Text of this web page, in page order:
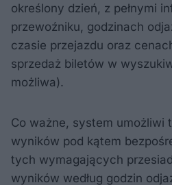
określony dzień, z pełnymi
przewoźniku, godzinach
czasie przejazdu oraz
sprzedaż biletów w
możliwa).
Co ważne, system umożliwi
wyników pod kątem
tych wymagających
wyników według godzin